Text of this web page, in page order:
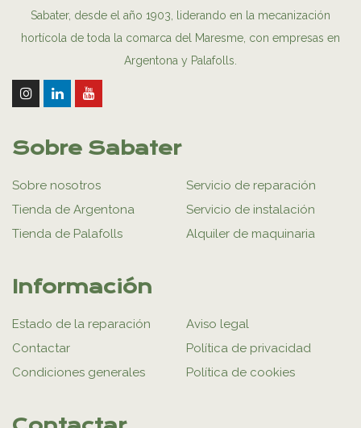
Sabater, desde el año 1903, liderando en la mecanización
hortícola de toda la comarca del Maresme, con empresas en
Argentona y Palafolls.
Sobre Sabater
Sobre nosotros
Tienda de Argentona
Tienda de Palafolls
Servicio de reparación
Servicio de instalación
Alquiler de maquinaria
Información
Estado de la reparación
Contactar
Condiciones generales
Aviso legal
Política de privacidad
Política de cookies